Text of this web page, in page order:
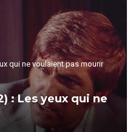
qui ne voulaient pas mourir
: Les yeux qui ne